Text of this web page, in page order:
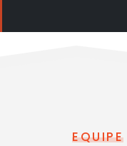
EQUIPE